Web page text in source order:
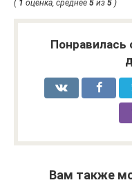
( 1 оценка, среднее 5 из 5 )
Понравилась
Вам также